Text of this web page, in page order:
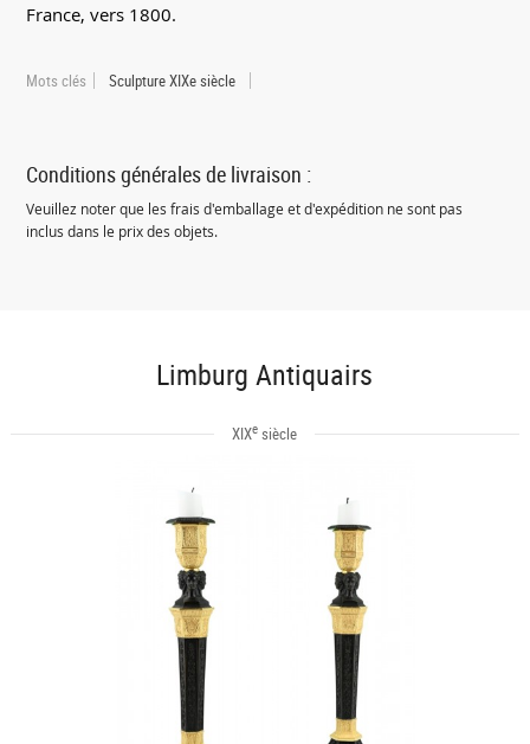
France, vers 1800.
Mots clés Sculpture XIXe siècle
Conditions générales de livraison :
Veuillez noter que les frais d'emballage et d'expédition ne sont pas
inclus dans le prix des objets.
Limburg Antiquairs
XIXe siècle